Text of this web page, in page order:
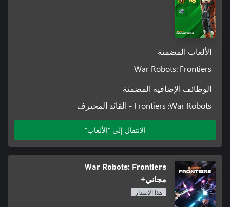
الألعاب المضمنة
War Robots: Frontiers
الوظائف الإضافية المضمنة
War Robots:‏ Frontiers - القائد المحترف
الانتقال إلى "الألعاب"
War Robots: Frontiers
مجاني+
هذا الإصدار